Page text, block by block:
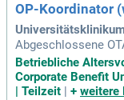
OP-Koordinator
Abgeschlossene
pflegerische
m OP;
sse von Abläufen
Betriebliche
Corporate Benefit
| Teilzeit | + weitere